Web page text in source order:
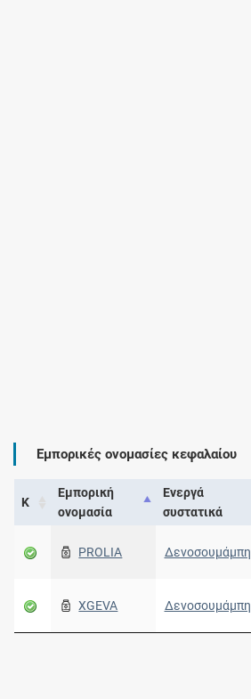
Εμπορικές ονομασίες κεφαλαίου
Κ
Εμπορική
ονομασία
Ενεργά
συστατικά
PROLIA Δενοσουμάμπη
XGEVA Δενοσουμάμπη